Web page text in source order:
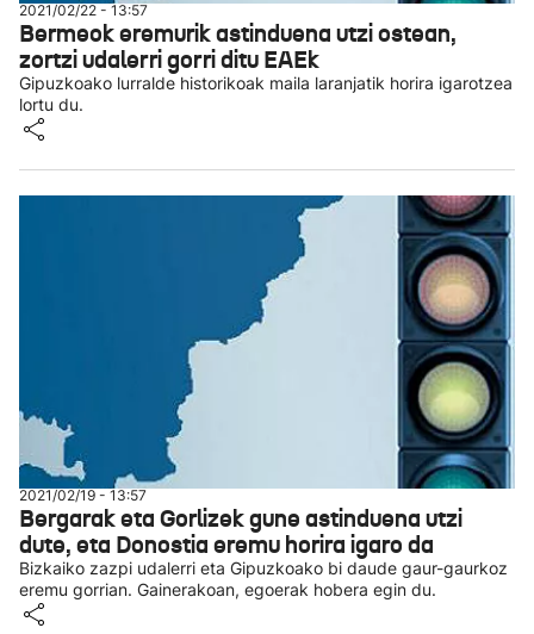
2021/02/22 - 13:57
Bermeok eremurik astinduena utzi ostean,
zortzi udalerri gorri ditu EAEk
Gipuzkoako lurralde historikoak maila laranjatik horira igarotzea
lortu du.
2021/02/19 - 13:57
Bergarak eta Gorlizek gune astinduena utzi
dute, eta Donostia eremu horira igaro da
Bizkaiko zazpi udalerri eta Gipuzkoako bi daude gaur-gaurkoz
eremu gorrian. Gainerakoan, egoerak hobera egin du.